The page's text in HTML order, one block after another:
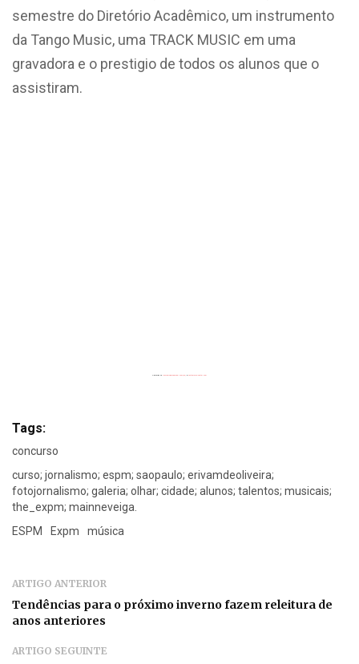
semestre do Diretório Acadêmico, um instrumento
da Tango Music, uma TRACK MUSIC em uma
gravadora e o prestigio de todos os alunos que o
assistiram.
Tags:
concurso
curso; jornalismo; espm; saopaulo; erivamdeoliveira;
fotojornalismo; galeria; olhar; cidade; alunos; talentos; musicais;
the_expm; mainneveiga.
ESPM
Expm música
ARTIGO ANTERIOR
Tendências para o próximo inverno fazem releitura de
anos anteriores
ARTIGO SEGUINTE